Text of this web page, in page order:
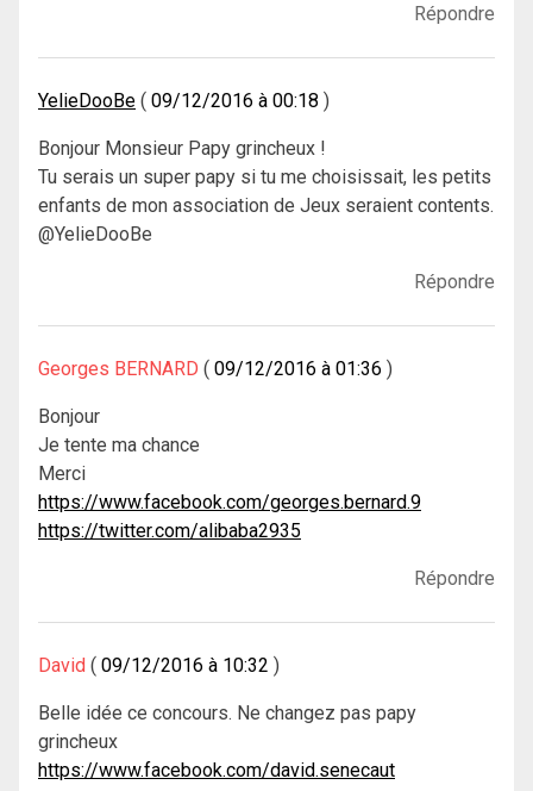
Répondre
YelieDooBe 09/12/2016 à 00:18
Bonjour Monsieur Papy grincheux !
Tu serais un super papy si tu me choisissait, les petits
enfants de mon association de Jeux seraient contents.
@YelieDooBe
Répondre
Georges BERNARD 09/12/2016 à 01:36
Bonjour
Je tente ma chance
Merci
https://www.facebook.com/georges.bernard.9
https://twitter.com/alibaba2935
Répondre
David 09/12/2016 à 10:32
Belle idée ce concours. Ne changez pas papy
grincheux
https://www.facebook.com/david.senecaut